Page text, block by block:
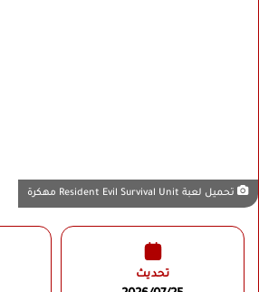
تحميل لعبة Resident Evil Survival Unit مهكرة
تحديث